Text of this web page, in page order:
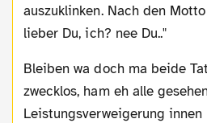
auszuklinken. Nach den
lieber Du, ich? nee Du.."
Bleiben wa doch ma beide Tatsachen. Leugnen
zwecklos, ham eh alle
Leistungsverweigerung